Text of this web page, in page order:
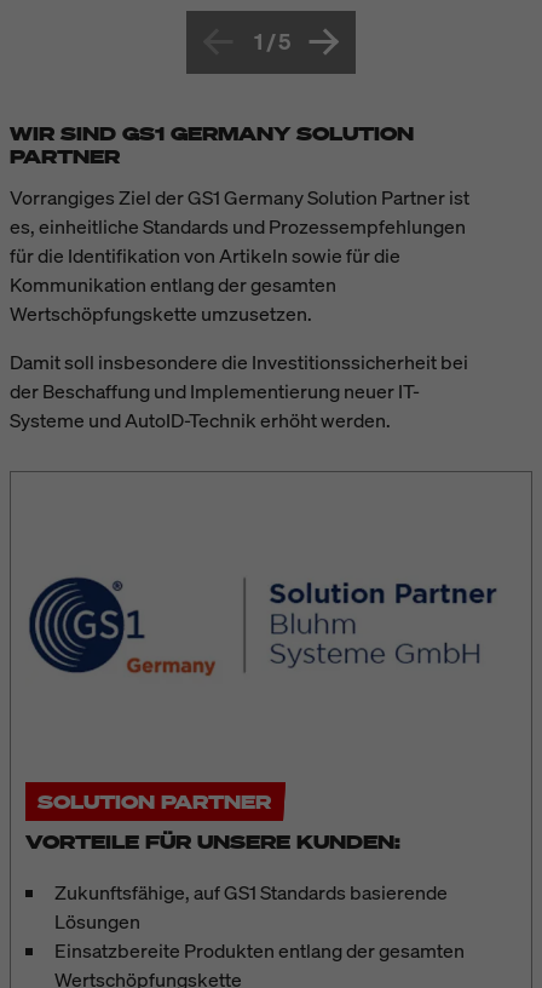
1 /5
WIR SIND GS1 GERMANY SOLUTION
PARTNER
Vorrangiges Ziel der GS1 Germany Solution Partner ist
es, einheitliche Standards und Prozessempfehlungen
für die Identifikation von Artikeln sowie für die
Kommunikation entlang der gesamten
Wertschöpfungskette umzusetzen.
Damit soll insbesondere die Investitionssicherheit bei
der Beschaffung und Implementierung neuer IT-
Systeme und AutoID-Technik erhöht werden.
SOLUTION PARTNER
VORTEILE FÜR UNSERE KUNDEN:
Zukunftsfähige, auf GS1 Standards basierende
Lösungen
Einsatzbereite Produkten entlang der gesamten
Wertschöpfungskette